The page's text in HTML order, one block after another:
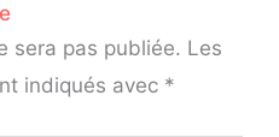
sera pas publiée. Les
indiqués avec *